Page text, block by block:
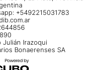
+5492215031783
Julián Irazoqui
Bonaerenses SA